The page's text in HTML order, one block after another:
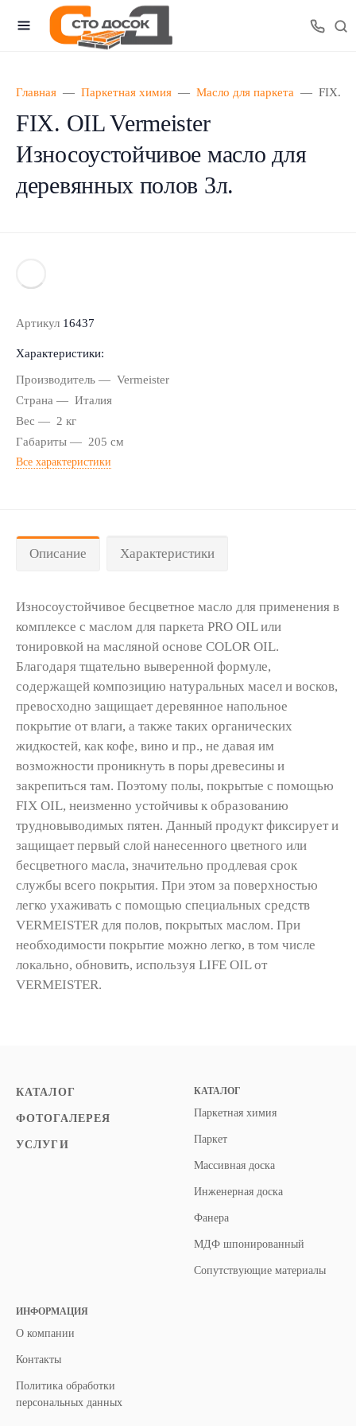
Главная Паркетная химия Масло для паркета FIX.
FIX. OIL Vermeister
Износоустойчивое масло для
деревянных полов 3л.
Артикул 16437
Характеристики:
Производитель
Vermeister
Страна
Италия
Вес
2 кг
Габариты
205 см
Все характеристики
Описание Характеристики
Износоустойчивое бесцветное масло для применения в
комплексе с маслом для паркета PRO OIL или
тонировкой на масляной основе COLOR OIL.
Благодаря тщательно выверенной формуле,
содержащей композицию натуральных масел и восков,
превосходно защищает деревянное напольное
покрытие от влаги, а также таких органических
жидкостей, как кофе, вино и пр., не давая им
возможности проникнуть в поры древесины и
закрепиться там. Поэтому полы, покрытые с помощью
FIX OIL, неизменно устойчивы к образованию
трудновыводимых пятен. Данный продукт фиксирует и
защищает первый слой нанесенного цветного или
бесцветного масла, значительно продлевая срок
службы всего покрытия. При этом за поверхностью
легко ухаживать с помощью специальных средств
VERMEISTER для полов, покрытых маслом. При
необходимости покрытие можно легко, в том числе
локально, обновить, используя LIFE OIL от
VERMEISTER.
КАТАЛОГ
ФОТОГАЛЕРЕЯ
УСЛУГИ
КАТАЛОГ
Паркетная химия
Паркет
Массивная доска
Инженерная доска
Фанера
МДФ шпонированный
Сопутствующие материалы
ИНФОРМАЦИЯ
О компании
Контакты
Политика обработки
персональных данных